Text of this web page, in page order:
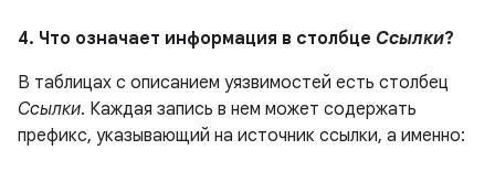
4. Что означает информация в столбце Ссылки?
В таблицах с описанием уязвимостей есть столбец
Ссылки. Каждая запись в нем может содержать
префикс, указывающий на источник ссылки, а именно: